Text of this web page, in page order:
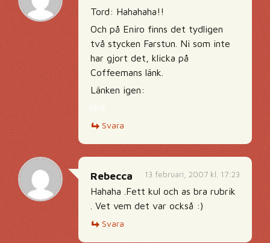
Tord: Hahahaha!!
Och på Eniro finns det tydligen
två stycken Farstun. Ni som inte
har gjort det, klicka på
Coffeemans länk.
Länken igen:
Svara
13 februari, 2007 kl. 17:23
Rebecca
Hahaha .Fett kul och as bra rubrik
. Vet vem det var också :)
Svara